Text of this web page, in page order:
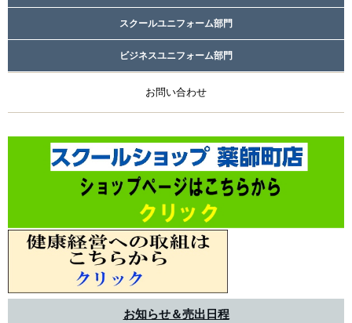
スクールユニフォーム部門
ビジネスユニフォーム部門
お問い合わせ
お知らせ＆売出日程